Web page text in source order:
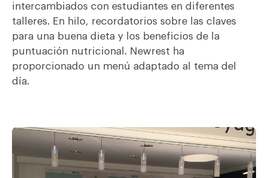
intercambiados con estudiantes en diferentes
talleres. En hilo, recordatorios sobre las claves
para una buena dieta y los beneficios de la
puntuación nutricional. Newrest ha
proporcionado un menú adaptado al tema del
día.